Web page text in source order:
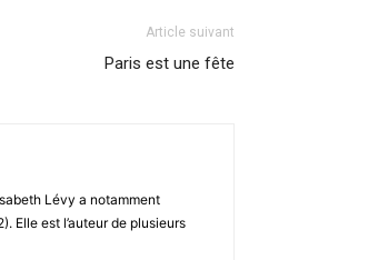
Article suivant
Paris est une fête
Lévy a notamment
Elle est l’auteur de plusieurs